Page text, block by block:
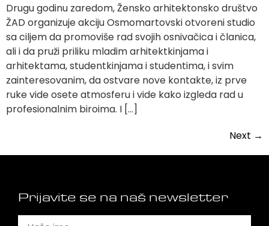
Drugu godinu zaredom, Žensko arhitektonsko društvo
ŽAD organizuje akciju Osmomartovski otvoreni studio
sa ciljem da promoviše rad svojih osnivačica i članica,
ali i da pruži priliku mladim arhitektkinjama i
arhitektama, studentkinjama i studentima, i svim
zainteresovanim, da ostvare nove kontakte, iz prve
ruke vide osete atmosferu i vide kako izgleda rad u
profesionalnim biroima. I […]
Next →
Prijavite se na naš newsletter